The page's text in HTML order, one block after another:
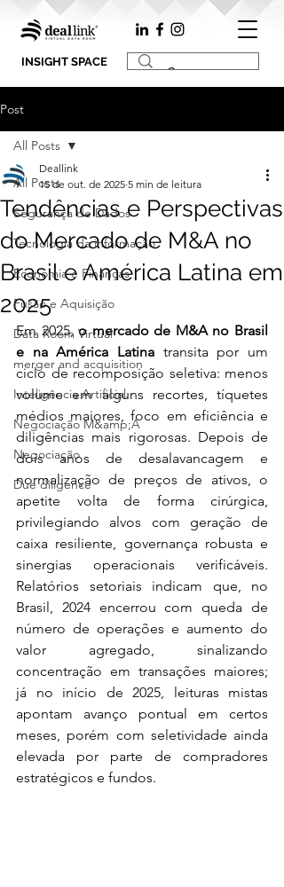
INSIGHT SPACE
Post
All Posts
Segurança de Dados
Tecnologia da informação
Economia e Finanças
Fusão e Aquisição
Data Room Virtual
merger and acquisition
Inteligência Artificial
Negociação M&amp;A
Negociação
Due diligence
All Posts
Tendências e Perspectivas
do Mercado de M&A no
Brasil e América Latina em
2025
Deallink
15 de out. de 2025 5 min de leitura
Em 2025, o mercado de M&A no Brasil
e na América Latina transita por um
ciclo de recomposição seletiva: menos
volume em alguns recortes, tíquetes
médios maiores, foco em eficiência e
diligências mais rigorosas. Depois de
dois anos de desalavancagem e
normalização de preços de ativos, o
apetite volta de forma cirúrgica,
privilegiando alvos com geração de
caixa resiliente, governança robusta e
sinergias operacionais verificáveis.
Relatórios setoriais indicam que, no
Brasil, 2024 encerrou com queda de
número de operações e aumento do
valor agregado, sinalizando
concentração em transações maiores;
já no início de 2025, leituras mistas
apontam avanço pontual em certos
meses, porém com seletividade ainda
elevada por parte de compradores
estratégicos e fundos.